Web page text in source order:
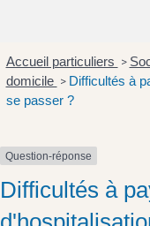
Accueil particuliers >
domicile > Difficultés à
se passer ?
Question-réponse
Difficultés à